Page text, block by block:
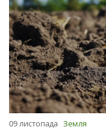
09 листопада Земля